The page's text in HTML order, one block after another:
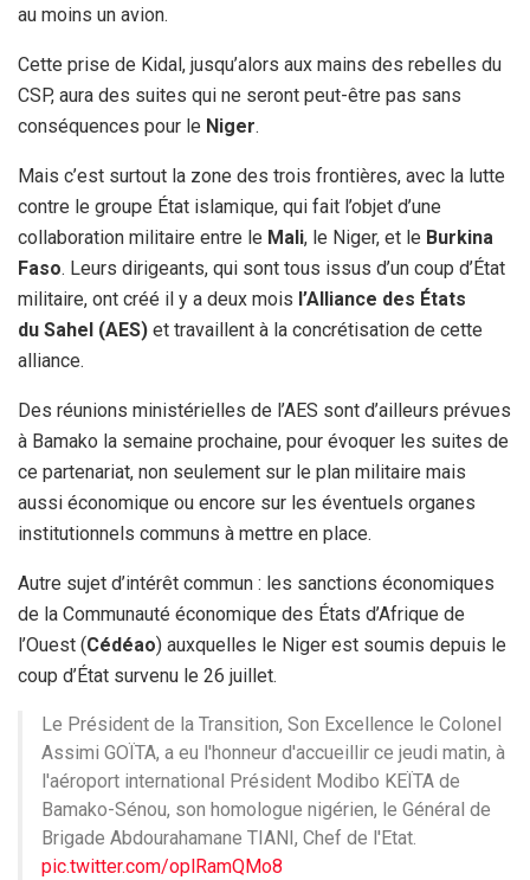
au moins un avion.
Cette prise de Kidal, jusqu’alors aux mains des rebelles du
CSP, aura des suites qui ne seront peut-être pas sans
conséquences pour le Niger.
Mais c’est surtout la zone des trois frontières, avec la lutte
contre le groupe État islamique, qui fait l’objet d’une
collaboration militaire entre le Mali, le Niger, et le Burkina
Faso. Leurs dirigeants, qui sont tous issus d’un coup d’État
militaire, ont créé il y a deux mois l’Alliance des États
du Sahel (AES) et travaillent à la concrétisation de cette
alliance.
Des réunions ministérielles de l’AES sont d’ailleurs prévues
à Bamako la semaine prochaine, pour évoquer les suites de
ce partenariat, non seulement sur le plan militaire mais
aussi économique ou encore sur les éventuels organes
institutionnels communs à mettre en place.
Autre sujet d’intérêt commun : les sanctions économiques
de la Communauté économique des États d’Afrique de
l’Ouest (Cédéao) auxquelles le Niger est soumis depuis le
coup d’État survenu le 26 juillet.
Le Président de la Transition, Son Excellence le Colonel
Assimi GOÏTA, a eu l'honneur d'accueillir ce jeudi matin, à
l'aéroport international Président Modibo KEÏTA de
Bamako-Sénou, son homologue nigérien, le Général de
Brigade Abdourahamane TIANI, Chef de l'Etat.
pic.twitter.com/oplRamQMo8